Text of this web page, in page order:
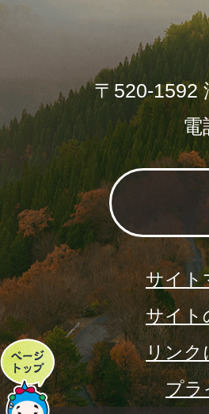
ペ
ー
〒520-1592
電
サイト
サイト
リンク
プラ